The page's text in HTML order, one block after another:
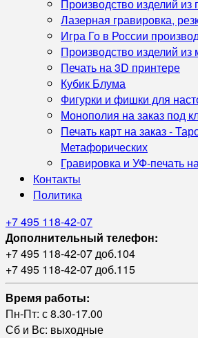
Производство изделий из
Лазерная гравировка,
Игра Го в России
Производство изделий из
Печать на 3D принтере
Кубик Блума
Фигурки и фишки для
Монополия на заказ под
Печать карт на заказ -
Метафорических
Гравировка и УФ‑печать
Контакты
Политика
+7 495 118-42-07
Дополнительный телефон:
+7 495 118-42-07 доб.104
+7 495 118-42-07 доб.115
Время работы:
Пн-Пт: с 8.30-17.00
Сб и Вс: выходные